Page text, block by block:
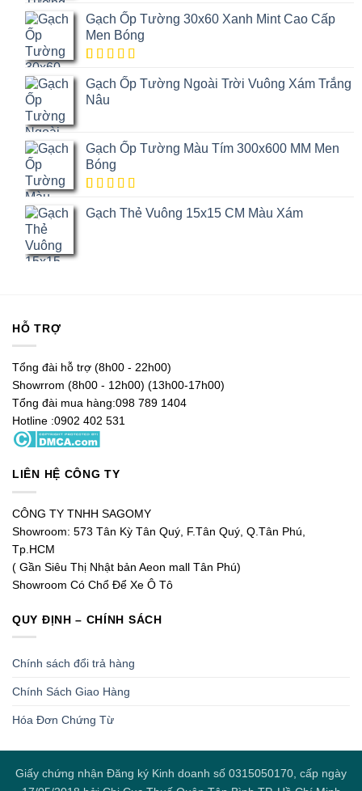
trên
5 dựa trên
đánh giá
Gạch Ốp Tường 30x60 Xanh Mint Cao Cấp
Men Bóng
trên
5 dựa trên
đánh giá
Gạch Ốp Tường Ngoài Trời Vuông Xám Trắng
Nâu
Gạch Ốp Tường Màu Tím 300x600 MM Men
Bóng
5 dựa trên
Gạch Thẻ Vuông 15x15 CM Màu Xám
HỖ TRỢ
Tổng đài hỗ trợ (8h00 - 22h00)
Showrrom (8h00 - 12h00) (13h00-17h00)
Tổng đài mua hàng:098 789 1404
Hotline :0902 402 531
LIÊN HỆ CÔNG TY
CÔNG TY TNHH SAGOMY
Showroom: 573 Tân Kỳ Tân Quý, F.Tân Quý, Q.Tân Phú,
Tp.HCM
( Gần Siêu Thị Nhật bản Aeon mall Tân Phú)
Showroom Có Chổ Để Xe Ô Tô
QUY ĐỊNH – CHÍNH SÁCH
Chính sách đổi trả hàng
Chính Sách Giao Hàng
Hóa Đơn Chứng Từ
Giấy chứng nhận Đăng ký Kinh doanh số 0315050170, cấp ngày